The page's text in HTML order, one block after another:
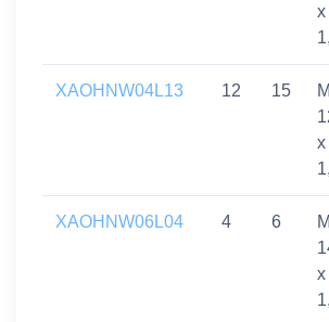
x
XAOHNW04L13 12 15
M
x
XAOHNW06L04 4 6
M
x